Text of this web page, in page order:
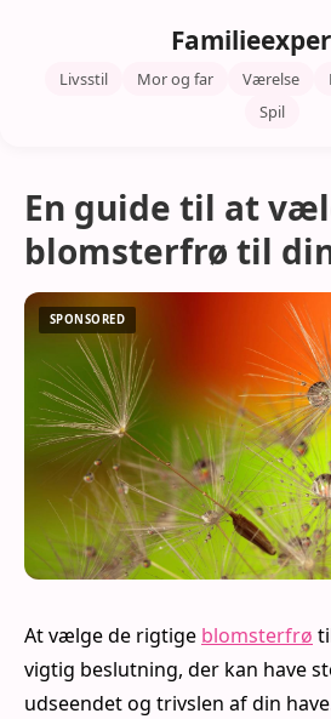
Livsstil Mor og far Værelse
Spil
En guide til at
blomsterfrø til
At vælge de rigtige blomsterfrø
vigtig beslutning, der kan have
udseendet og trivslen af din